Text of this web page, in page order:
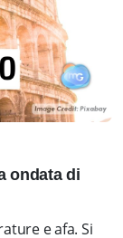
ondata di
e afa. Si